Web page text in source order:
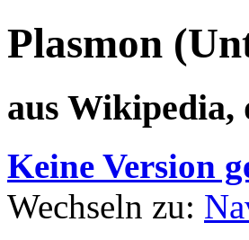
Plasmon
aus Wikipedia,
Keine Version
Wechseln zu: